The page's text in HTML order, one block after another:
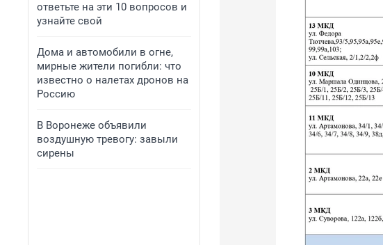
ответьте на эти 10 вопросов и
узнайте свой
Дома и автомобили в огне,
мирные жители погибли: что
известно о налетах дронов на
Россию
В Воронеже объявили
воздушную тревогу: завыли
сирены